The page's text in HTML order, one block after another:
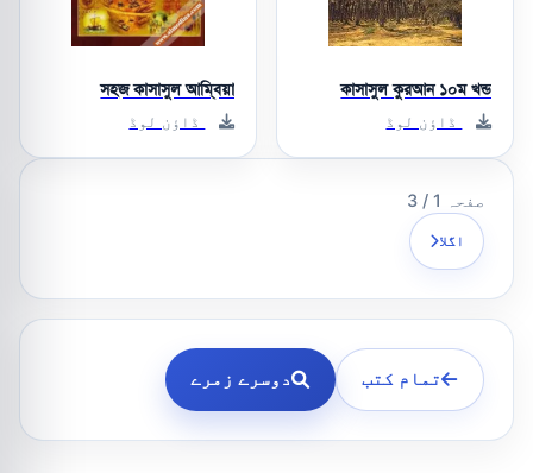
কাসাসুল কুরআন ১০ম খন্ড
ڈاؤن لوڈ
সহজ কাসাসুল আম্বিয়া
ڈاؤن لوڈ
صفحہ 1 / 3
اگلا
تمام کتب دوسرے زمرے